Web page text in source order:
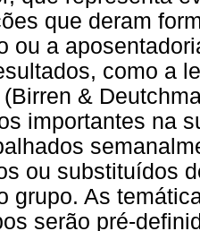
que deram
ou a
como a
&
importantes na
ou substituídos
grupo. As
serão pré-